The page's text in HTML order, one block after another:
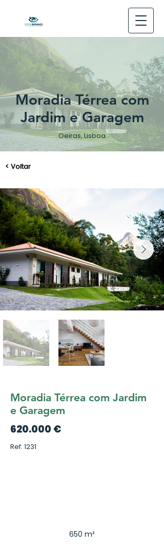
Moradia Térrea com
Jardim e Garagem
Oeiras, Lisboa
< Voltar
Moradia Térrea com Jardim
e Garagem
620.000 €
Ref: 1231
650 m²